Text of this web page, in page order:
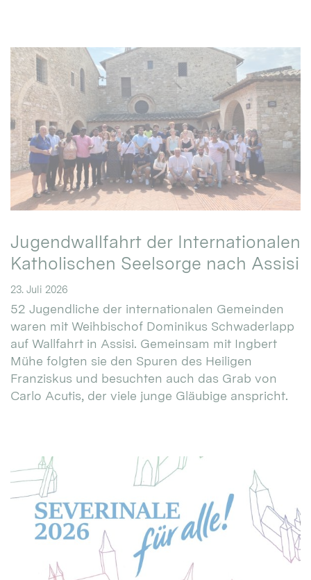
Jugendwallfahrt der Internationalen
Katholischen Seelsorge nach Assisi
23. Juli 2026
52 Jugendliche der internationalen Gemeinden
waren mit Weihbischof Dominikus Schwaderlapp
auf Wallfahrt in Assisi. Gemeinsam mit Ingbert
Mühe folgten sie den Spuren des Heiligen
Franziskus und besuchten auch das Grab von
Carlo Acutis, der viele junge Gläubige anspricht.